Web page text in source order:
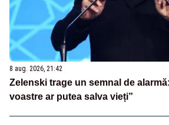
8 aug. 2026, 21:42
Zelenski trage un semnal de
voastre ar putea salva vieți”